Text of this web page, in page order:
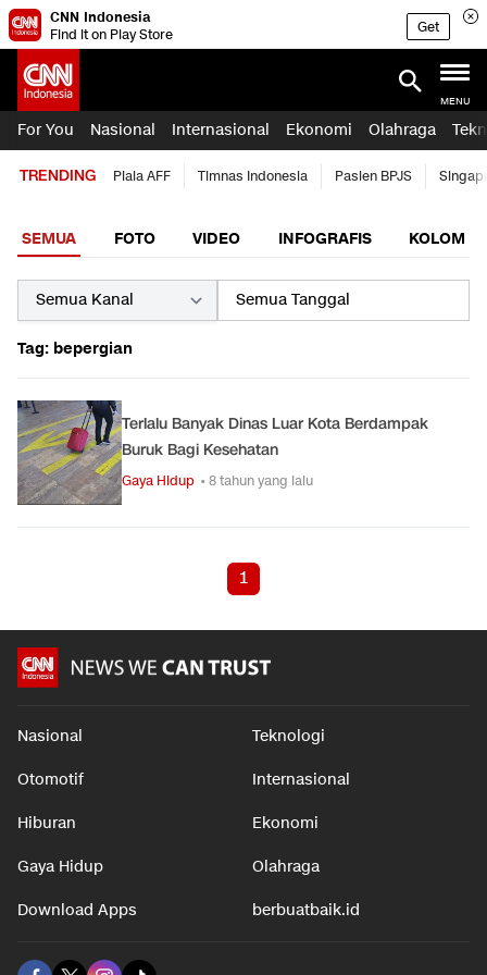
CNN Indonesia
Find it on Play Store
Get
MENU
For You Nasional Internasional Ekonomi Olahraga
TRENDING Piala AFF Timnas Indonesia Pasien BPJS
SEMUA FOTO VIDEO INFOGRAFIS KOLOM
Tag: bepergian
Terlalu Banyak Dinas Luar Kota Berdampak
Buruk Bagi Kesehatan
Gaya Hidup • 8 tahun yang lalu
1
Nasional Teknologi
Otomotif Internasional
Hiburan Ekonomi
Gaya Hidup Olahraga
Download Apps berbuatbaik.id